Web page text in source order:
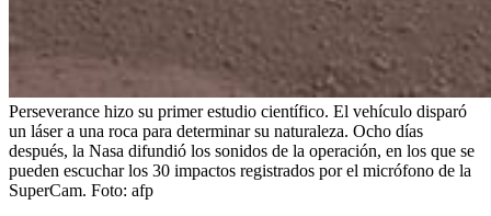
Perseverance hizo su primer estudio científico. El vehículo disparó
un láser a una roca para determinar su naturaleza. Ocho días
después, la Nasa difundió los sonidos de la operación, en los que se
pueden escuchar los 30 impactos registrados por el micrófono de la
SuperCam. Foto: afp